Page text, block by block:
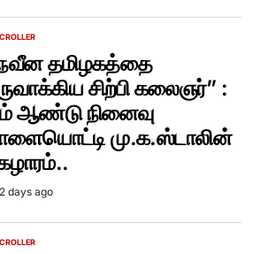
தமிழகத்தை
சிற்பி கலைஞர்” :
ஆண்டு நினைவு
மு.க.ஸ்டாலின்
2 days ago